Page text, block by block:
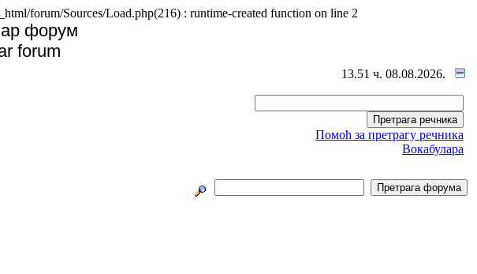
forum/Sources/Load.php(216) : runtime-created function on line 2
форум
forum
13.51 ч. 08.08.2026.
Помоћ за претрагу речника
Вокабулара